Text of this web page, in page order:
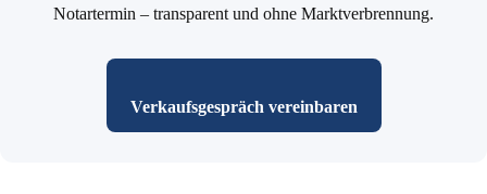
Notartermin – transparent und ohne Marktverbrennung.
Verkaufsgespräch vereinbaren